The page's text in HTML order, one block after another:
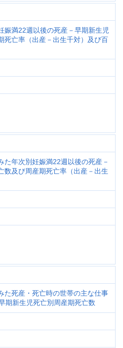
娠満22週以後の死産－早期新生児
死亡率（出産－出生千対）及び百
た年次別妊娠満22週以後の死産－
数及び周産期死亡率（出産－出生
た死産・死亡時の世帯の主な仕事
期新生児死亡別周産期死亡数